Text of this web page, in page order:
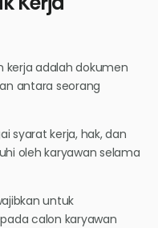
kerja adalah dokumen
antara seorang
syarat kerja, hak, dan
oleh karyawan selama
untuk
calon karyawan